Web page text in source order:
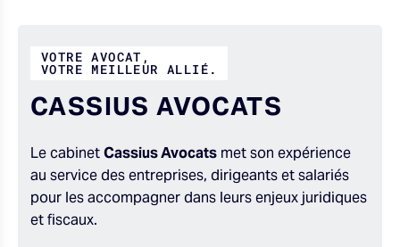
VOTRE AVOCAT,
VOTRE MEILLEUR ALLIÉ.
CASSIUS AVOCATS
Le cabinetCassius Avocats met son expérience
au service des entreprises, dirigeants et salariés
pour les accompagner dans leurs enjeux juridiques
et fiscaux.